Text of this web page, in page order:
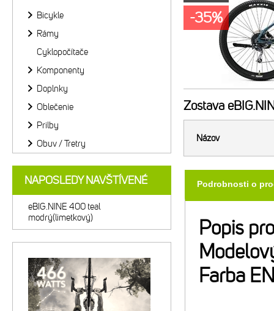
-35%
Zostava
Názov
Podrobnosti o
Popis
Farba
Bicykle
Rámy
Cyklopočítače
Komponenty
Doplnky
Oblečenie
Prilby
Obuv / Tretry
NAPOSLEDY NAVŠTÍVENÉ
eBIG.NINE 400 teal
modrý(limetkový)